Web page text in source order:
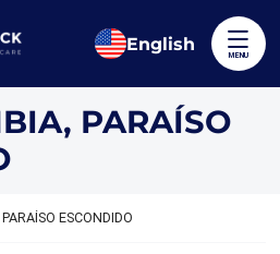
MENU
English
PARAÍSO
ESCONDIDO